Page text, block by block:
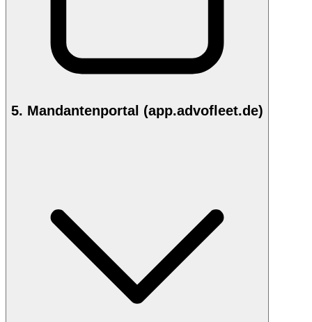
5. Mandantenportal (app.advofleet.de)